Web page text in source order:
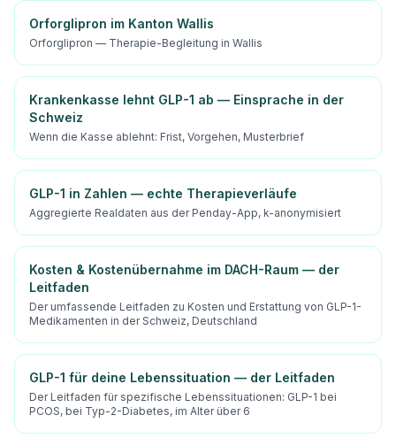
Orforglipron im Kanton Wallis
Orforglipron — Therapie-Begleitung in Wallis
Krankenkasse lehnt GLP-1 ab — Einsprache in der
Schweiz
Wenn die Kasse ablehnt: Frist, Vorgehen, Musterbrief
GLP-1 in Zahlen — echte Therapieverläufe
Aggregierte Realdaten aus der Penday-App, k-anonymisiert
Kosten & Kostenübernahme im DACH-Raum — der
Leitfaden
Der umfassende Leitfaden zu Kosten und Erstattung von GLP-1-
Medikamenten in der Schweiz, Deutschland
GLP-1 für deine Lebenssituation — der Leitfaden
Der Leitfaden für spezifische Lebenssituationen: GLP-1 bei
PCOS, bei Typ-2-Diabetes, im Alter über 6